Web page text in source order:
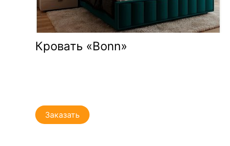
Кровать «Bonn»
Заказать